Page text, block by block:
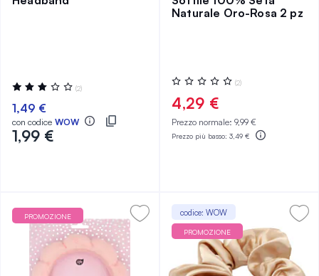
Valutazione:
60%
(2)
1,49 €
con codice WOW
1,99 €
Naturale Oro-Rosa 2 pz
Valutazione:
0%
(2)
4,29 €
Prezzo normale: 9,99 €
Prezzo più basso: 3,49 €
PROMOZIONE codice: WOW
PROMOZIONE